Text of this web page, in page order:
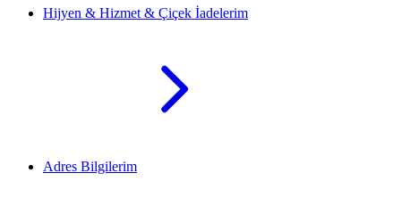
Hijyen & Hizmet & Çiçek İadelerim
Adres Bilgilerim